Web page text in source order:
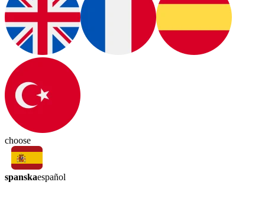
choose
spanskaespañol